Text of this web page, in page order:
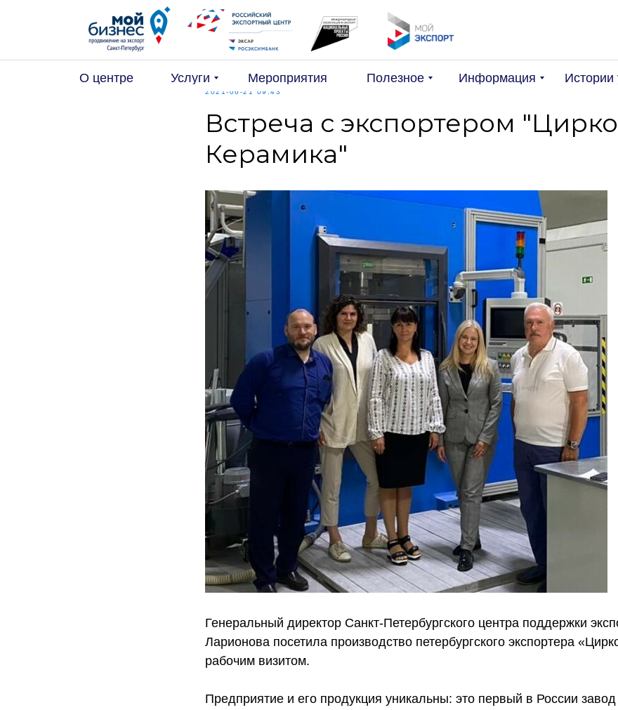
О центре Услуги Мероприятия Полезное Истории
Информация
2021-06-21 09:43
Встреча с экспортером
Керамика"
Генеральный директор Санкт-Петербургского центра поддержки
Ларионова посетила производство петербургского экспортера
рабочим визитом.
Предприятие и его продукция уникальны: это первый в России